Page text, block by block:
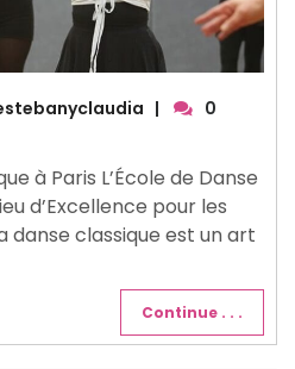
|
0
à Paris L’École de Danse
d’Excellence pour les
danse classique est un art
Continue . . .